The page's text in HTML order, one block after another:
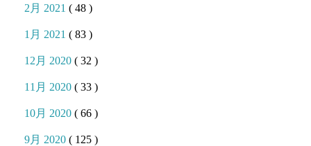
2月 2021( 48 )
1月 2021( 83 )
12月 2020( 32 )
11月 2020( 33 )
10月 2020( 66 )
9月 2020( 125 )